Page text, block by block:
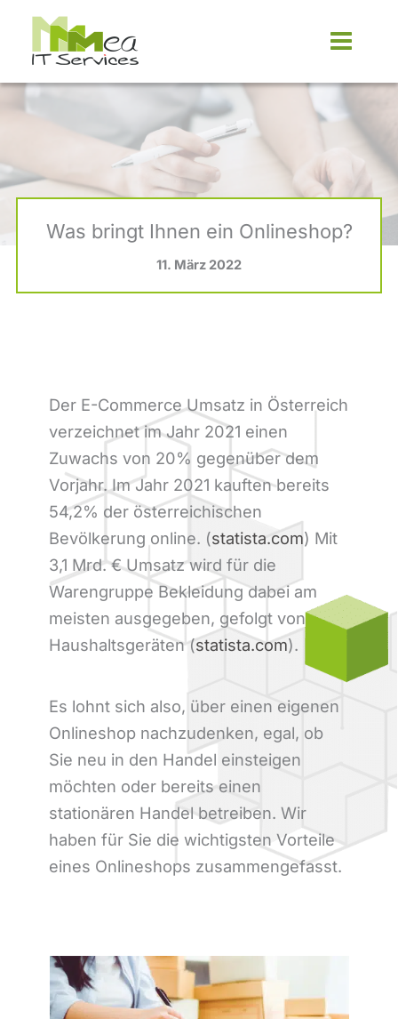
Zum
springen
Was bringt Ihnen ein Onlineshop?
11. März 2022
Der E-Commerce Umsatz in Österreich
verzeichnet im Jahr 2021 einen
Zuwachs von 20% gegenüber dem
Vorjahr. Im Jahr 2021 kauften bereits
54,2% der österreichischen
Bevölkerung online. (statista.com) Mit
3,1 Mrd. € Umsatz wird für die
Warengruppe Bekleidung dabei am
meisten ausgegeben, gefolgt von
Haushaltsgeräten (statista.com).
Es lohnt sich also, über einen eigenen
Onlineshop nachzudenken, egal, ob
Sie neu in den Handel einsteigen
möchten oder bereits einen
stationären Handel betreiben. Wir
haben für Sie die wichtigsten Vorteile
eines Onlineshops zusammengefasst.